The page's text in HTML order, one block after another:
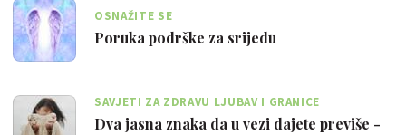
OSNAŽITE SE
Poruka podrške za srijedu
SAVJETI ZA ZDRAVU LJUBAV I GRANICE
Dva jasna znaka da u vezi dajete previše -